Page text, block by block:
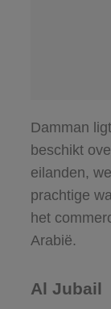
Damman
beschikt
eilanden,
prachtige
het
Arabië.
Al Jubail